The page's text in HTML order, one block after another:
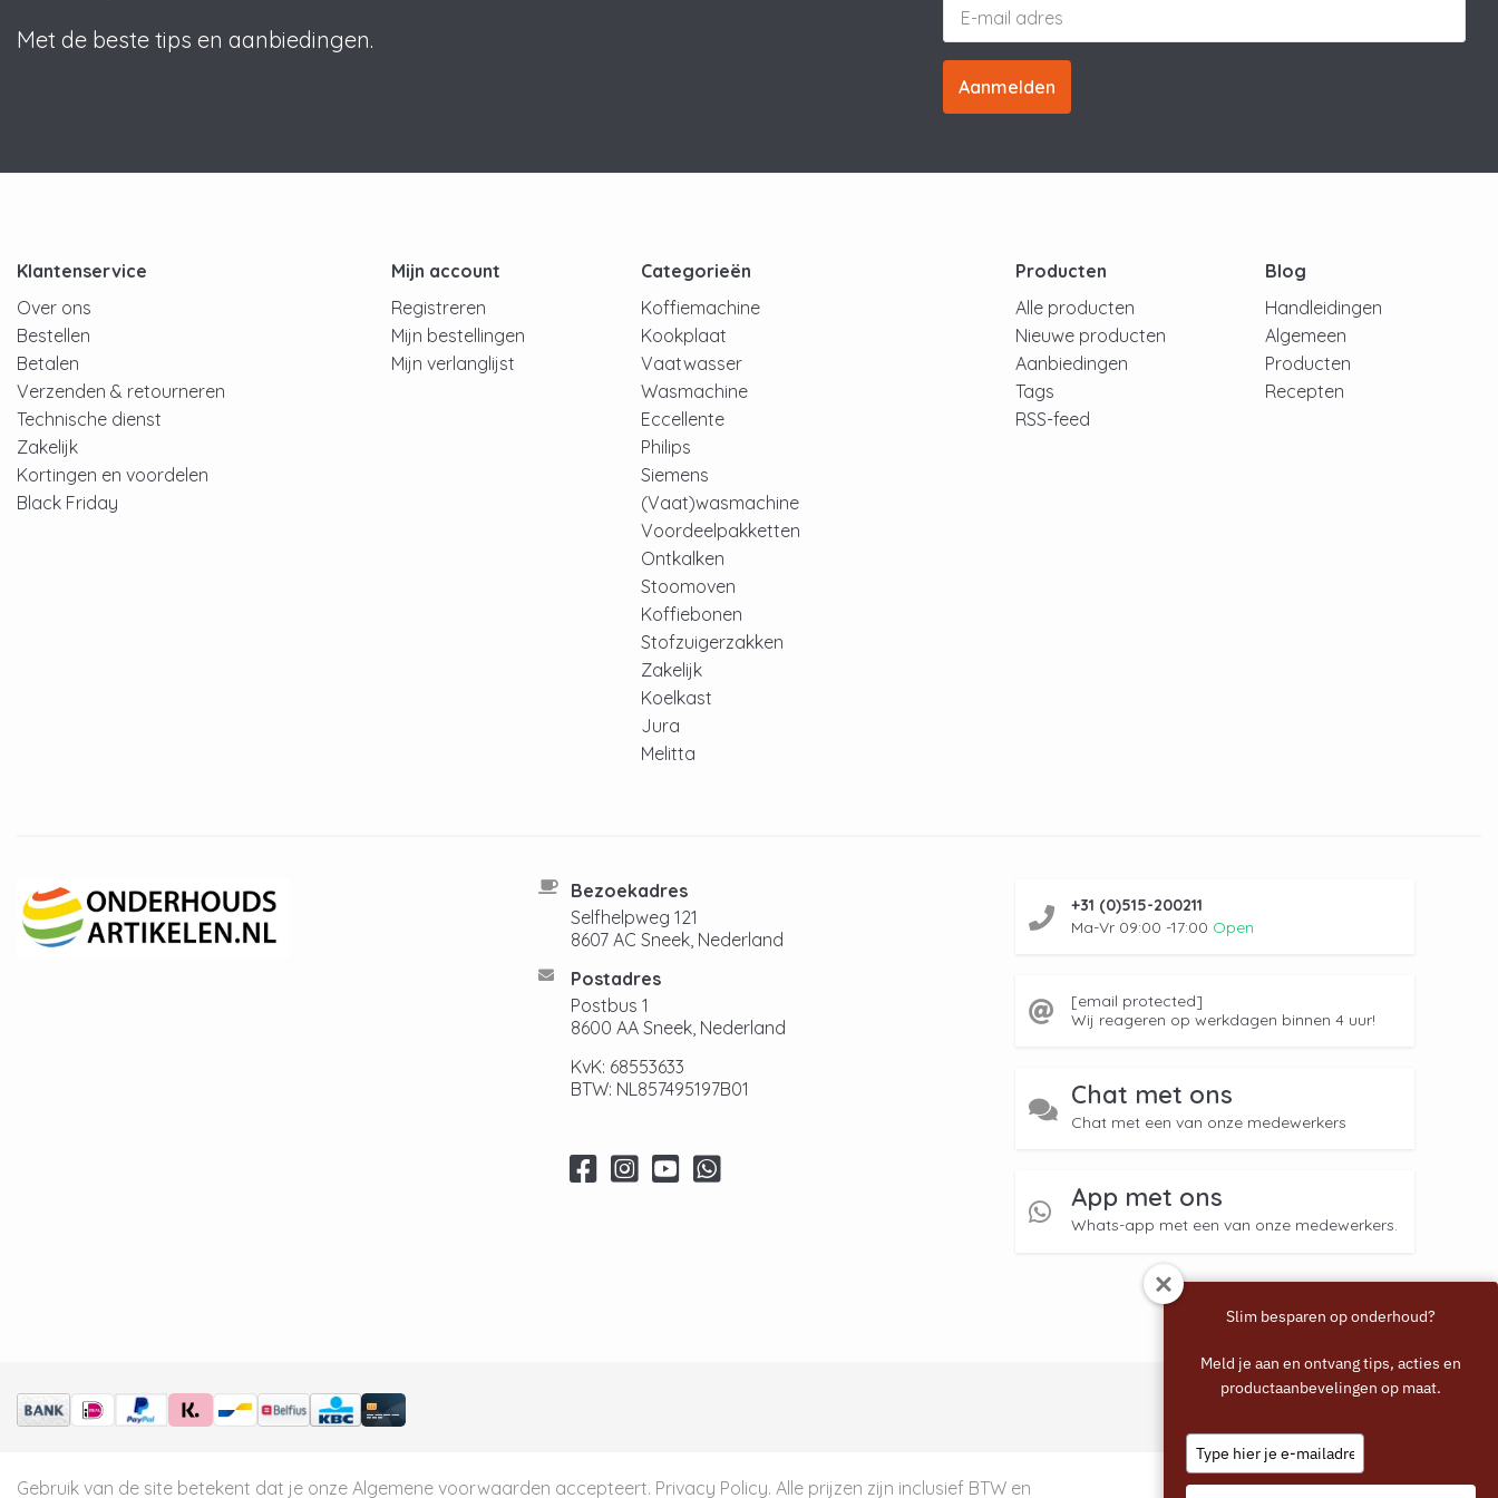
Met de beste tips en aanbiedingen.
Aanmelden
Klantenservice
Over ons
Bestellen
Betalen
Verzenden & retourneren
Technische dienst
Zakelijk
Kortingen en voordelen
Black Friday
Mijn account
Registreren
Mijn bestellingen
Mijn verlanglijst
Categorieën
Koffiemachine
Kookplaat
Vaatwasser
Wasmachine
Eccellente
Philips
Siemens
(Vaat)wasmachine
Voordeelpakketten
Ontkalken
Stoomoven
Koffiebonen
Stofzuigerzakken
Zakelijk
Koelkast
Jura
Melitta
Producten
Alle producten
Nieuwe producten
Aanbiedingen
Tags
RSS-feed
Blog
Handleidingen
Algemeen
Producten
Recepten
Bezoekadres
Selfhelpweg 121
8607 AC Sneek, Nederland
Postadres
Postbus 1
8600 AA Sneek, Nederland
KvK: 68553633
BTW: NL857495197B01
+31 (0)515-200211
Ma-Vr 09:00 -17:00 Open
[email protected]
Wij reageren op werkdagen binnen 4 uur!
Chat met ons
Chat met een van onze medewerkers
App met ons
Whats-app met een van onze medewerkers.
Gebruik van de site betekent dat je onze Algemene voorwaarden accepteert. Privacy Policy. Alle prijzen zijn inclusief BTW en
Slim besparen op onderhoud?
Meld je aan en ontvang tips, acties en
productaanbevelingen op maat.
your
email